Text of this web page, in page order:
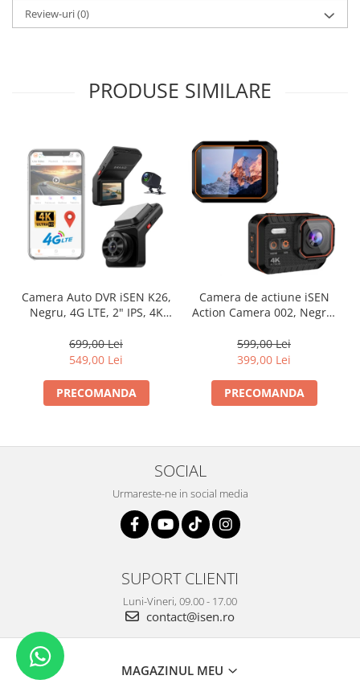
Review-uri(0)
PRODUSE SIMILARE
Camera Auto DVR iSEN K26,
Negru, 4G LTE, 2" IPS, 4K
Vizualizare 140°/130°,
Hotspot Wi-Fi, Comunicare
BSD, G-Sensor,
Monitorizare Parcare 24H
699,00 Lei
549,00 Lei
PRECOMANDA
Camera de actiune iSEN
Action Camera 002, Negru,
Filmare 170°, Wi-Fi, Lumina
SOS, Car mode, Detectie
599,00 Lei
399,00 Lei
PRECOMANDA
SOCIAL
Urmareste-ne in social media
SUPORT CLIENTI
Luni-Vineri, 09.00 - 17.00
contact@isen.ro
MAGAZINUL MEU